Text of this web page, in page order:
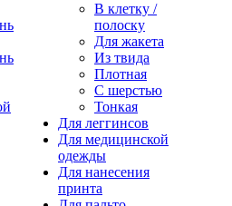
В клетку /
полоску
Для жакета
Из твида
Плотная
С шерстью
Тонкая
Для леггинсов
Для медицинской
одежды
Для нанесения
принта